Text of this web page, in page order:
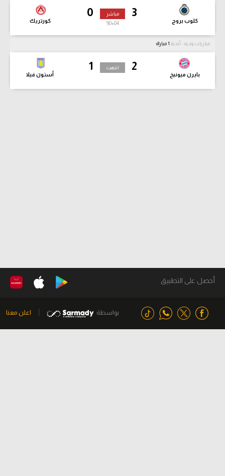
3
كلوب بروج
0
كورتريك
مباشر
90+04
مباريات ودية - أندية
2
بايرن ميونيخ
1
أستون فيلا
انتهت
أحصل على التطبيق
بواسطة اعلن معنا